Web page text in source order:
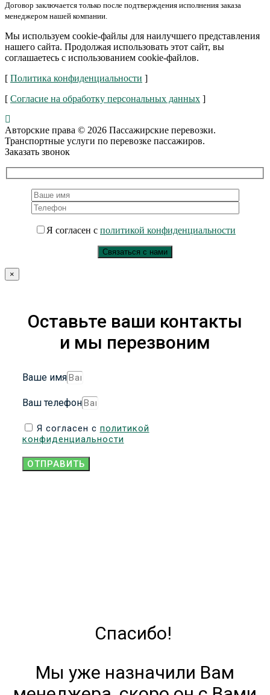
Договор заключается только после подтверждения исполнения заказа
менеджером нашей компании.
Мы используем cookie-файлы для наилучшего представления
нашего сайта. Продолжая использовать этот сайт, вы
соглашаетесь с использованием cookie-файлов.
[ Политика конфиденциальности ]
[ Согласие на обработку персональных данных ]
Авторские права © 2026 Пассажирские перевозки.
Транспортные услуги по перевозке пассажиров.
Заказать звонок
Я согласен с политикой конфиденциальности
×
Оставьте ваши контакты
и мы перезвоним
Ваше имя
Ваш телефон
Я согласен с политикой
конфиденциальности
ОТПРАВИТЬ
Спасибо!
Мы уже назначили Вам